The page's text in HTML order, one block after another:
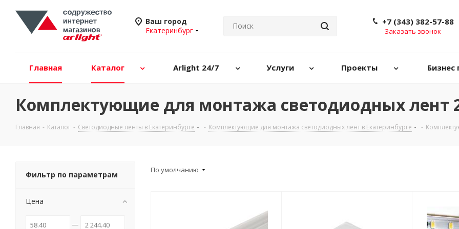
Ваш город
Екатеринбург
+7 (343) 382-57-88
Заказать звонок
Главная Каталог Arlight 24/7 Услуги Проекты Бизнес
Комплектующие для монтажа светодиодных лент
Главная - Каталог - Светодиодные ленты в Екатеринбурге - Комплектующие для монтажа светодиодных лент в Екатеринбурге -
По умолчанию
Фильтр по параметрам
Цена